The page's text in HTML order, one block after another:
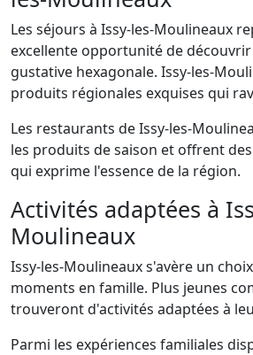
Les séjours à Issy-les-Moulineaux
excellente opportunité de
gustative hexagonale. Issy-les-
produits régionales exquises qui
Les restaurants de Issy-les-
les produits de saison et offrent
qui exprime l'essence de la région.
Activités adaptées à
Moulineaux
Issy-les-Moulineaux s'avère un
moments en famille. Plus jeunes
trouveront d'activités adaptées à
Parmi les expériences familiales